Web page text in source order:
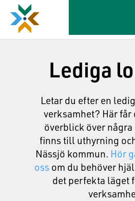
Lediga
Letar du efter en
verksamhet? Här får
överblick över
finns till uthyrning
Nässjö kommun. Hör
oss om du behöver
det perfekta läget